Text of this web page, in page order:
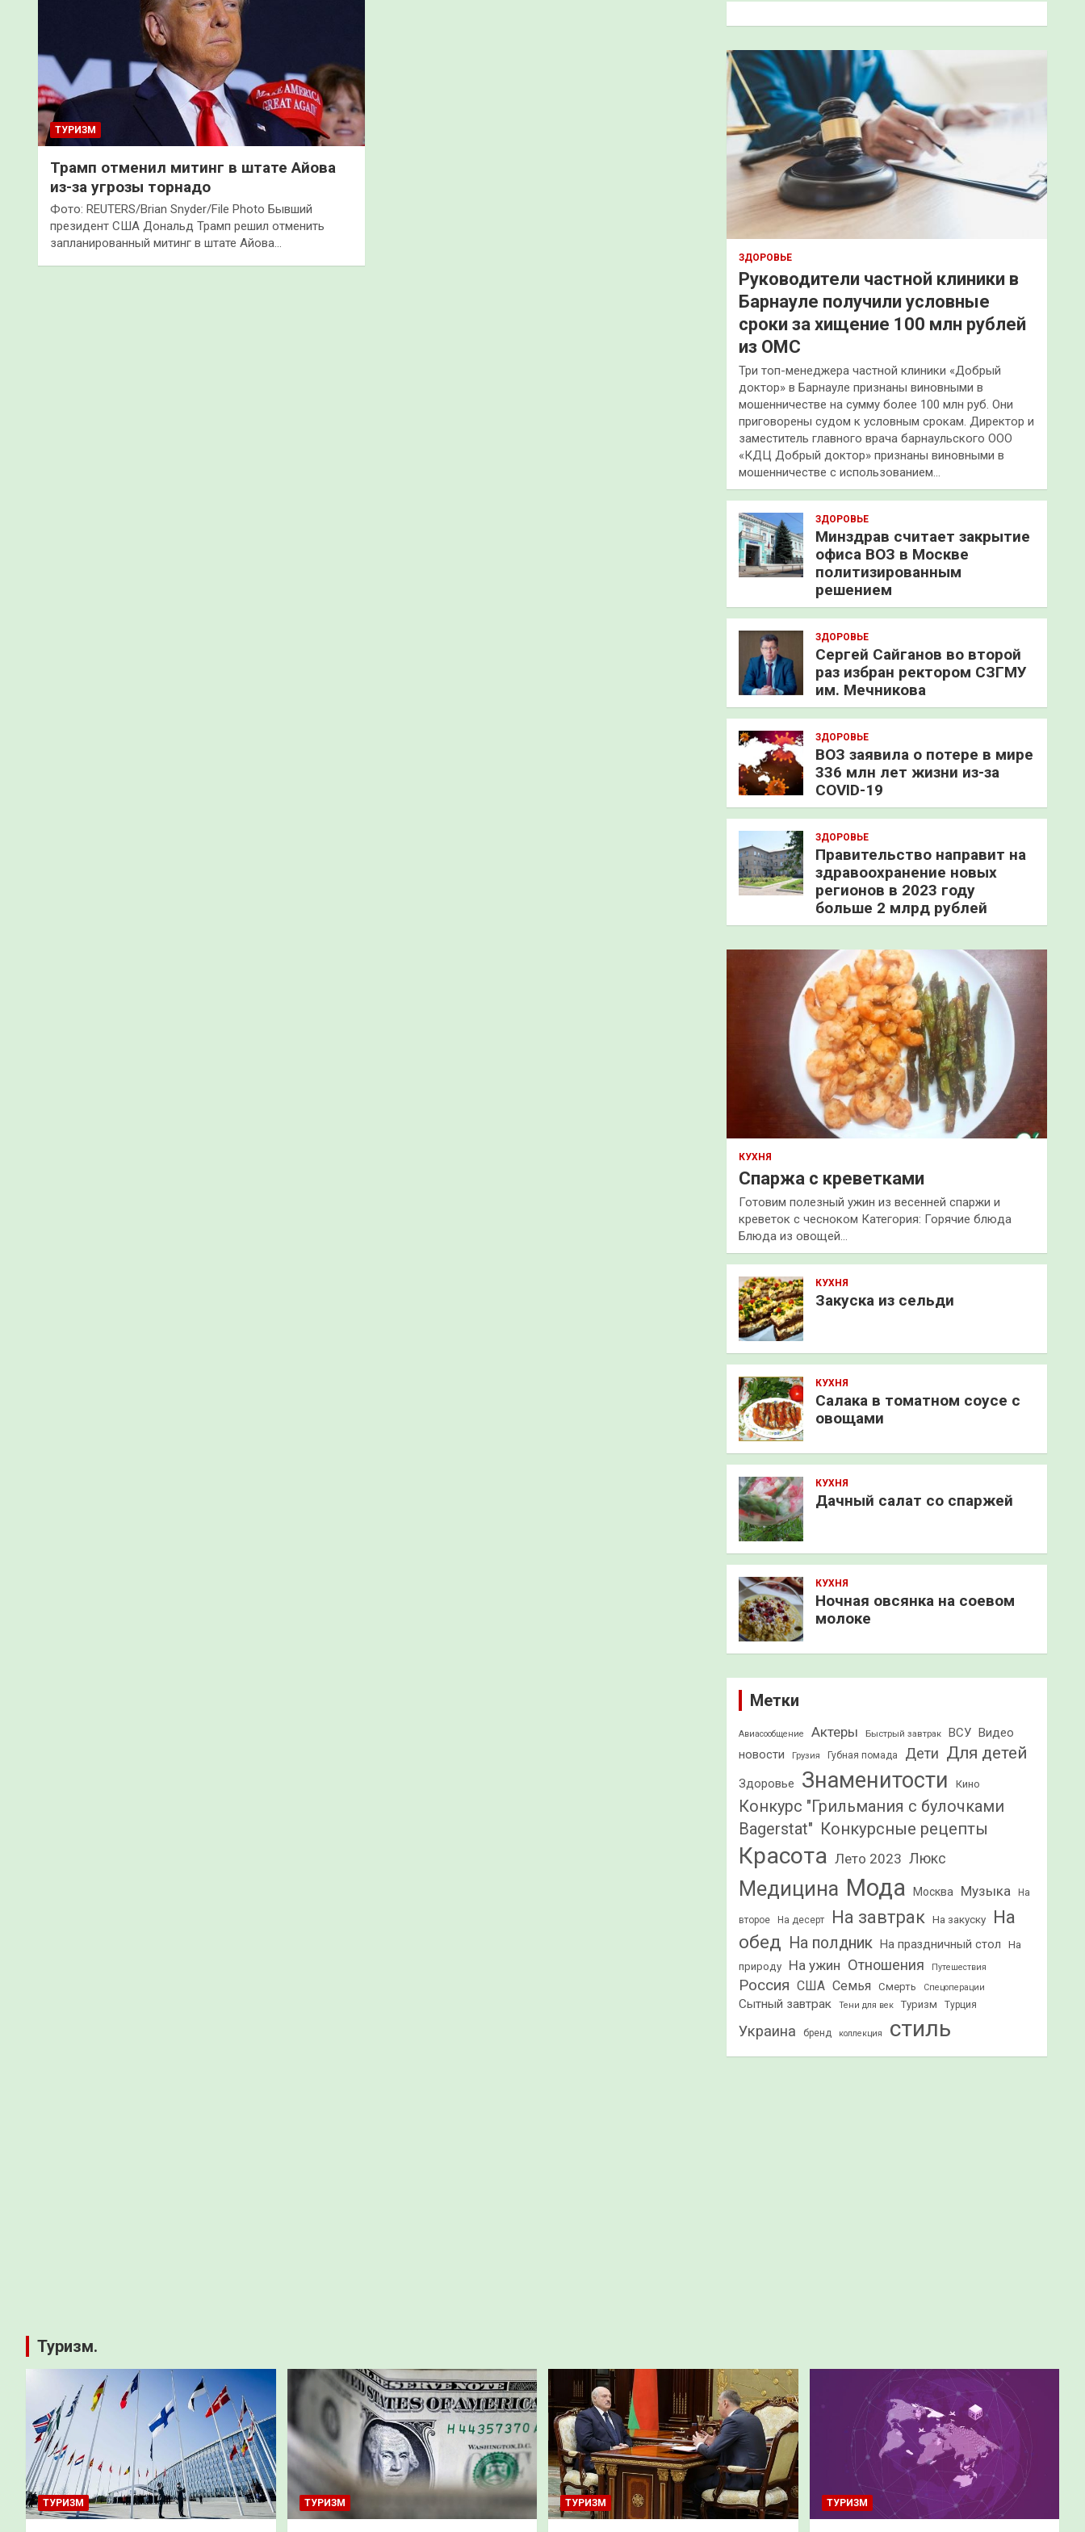
ТУРИЗМ
Трамп отменил митинг в штате Айова
из-за угрозы торнадо
Фото: REUTERS/Brian Snyder/File Photo Бывший
президент США Дональд Трамп решил отменить
запланированный митинг в штате Айова…
к
ЗДОРОВЬЕ
Руководители частной клиники в
Барнауле получили условные
сроки за хищение 100 млн рублей
из ОМС
Три топ-менеджера частной клиники «Добрый
доктор» в Барнауле признаны виновными в
мошенничестве на сумму более 100 млн руб. Они
приговорены судом к условным срокам. Директор и
заместитель главного врача барнаульского ООО
«КДЦ Добрый доктор» признаны виновными в
мошенничестве с использованием…
ЗДОРОВЬЕ
Минздрав считает закрытие
офиса ВОЗ в Москве
политизированным
решением
ЗДОРОВЬЕ
Сергей Сайганов во второй
раз избран ректором СЗГМУ
им. Мечникова
ЗДОРОВЬЕ
ВОЗ заявила о потере в мире
336 млн лет жизни из-за
COVID-19
ЗДОРОВЬЕ
Правительство направит на
здравоохранение новых
регионов в 2023 году
больше 2 млрд рублей
КУХНЯ
Спаржа с креветками
Готовим полезный ужин из весенней спаржи и
креветок с чесноком Категория: Горячие блюда
Блюда из овощей…
КУХНЯ
Закуска из сельди
КУХНЯ
Салака в томатном соусе с
овощами
КУХНЯ
Дачный салат со спаржей
КУХНЯ
Ночная овсянка на соевом
молоке
Метки
Авиасообщение Актеры Быстрый завтрак ВСУ Видео
новости
Грузия Губная помада Дети Для детей
Здоровье Знаменитости Кино
Конкурс "Грильмания с булочками
Bagerstat" Конкурсные рецепты
Красота Лето 2023 Люкс
Медицина Мода Москва Музыка На
второе На десерт На завтрак На закуску
На
обед На полдник На праздничный стол
На
природу
На ужин Отношения Путешествия
Россия США Семья Смерть Спецоперации
Сытный завтрак Тени для век Туризм Турция
Украина бренд коллекция стиль
Туризм.
ТУРИЗМ ТУРИЗМ ТУРИЗМ ТУРИЗМ